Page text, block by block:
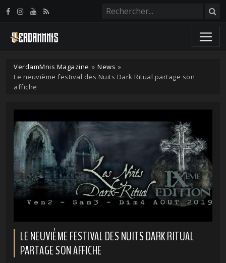
VerdamMnis Magazine » News »
Le neuvième festival des Nuits Dark Ritual partage son
affiche
LE NEUVIÈME FESTIVAL DES NUITS DARK RITUAL
PARTAGE SON AFFICHE
Panneau de gestion des cookies